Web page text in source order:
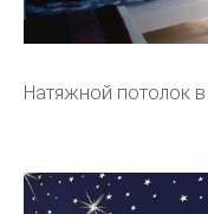
Натяжной потолок